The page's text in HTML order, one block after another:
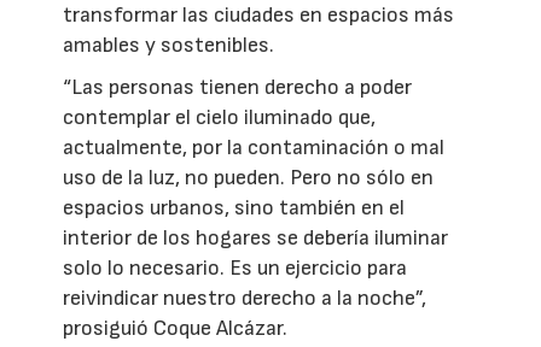
transformar las ciudades en espacios más
amables y sostenibles.
“Las personas tienen derecho a poder
contemplar el cielo iluminado que,
actualmente, por la contaminación o mal
uso de la luz, no pueden. Pero no sólo en
espacios urbanos, sino también en el
interior de los hogares se debería iluminar
solo lo necesario. Es un ejercicio para
reivindicar nuestro derecho a la noche”,
prosiguió Coque Alcázar.